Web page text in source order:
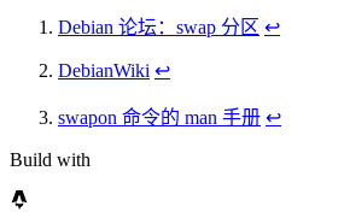
Debian 论坛：swap 分区 ↩
DebianWiki ↩
swapon 命令的 man 手册 ↩
Build with